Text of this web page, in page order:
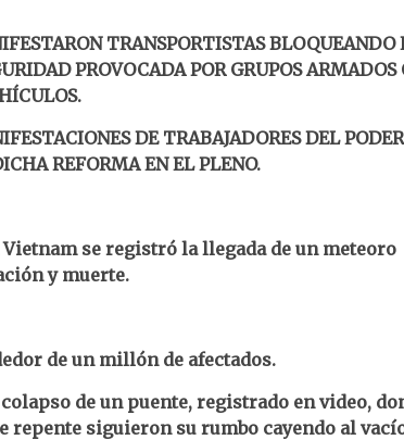
TRANSPORTISTAS BLOQUEANDO
PROVOCADA POR GRUPOS ARMADOS
DE TRABAJADORES DEL PODER
REFORMA EN EL PLENO.
Vietnam se registró la llegada de un meteoro
y muerte.
de un millón de afectados.
de un puente, registrado en video,
repente siguieron su rumbo cayendo al